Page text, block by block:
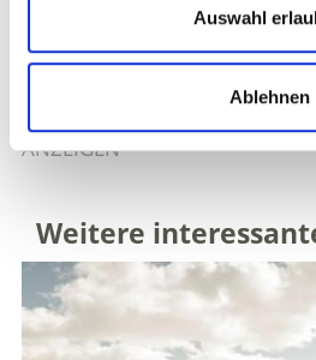
Auswahl
Ablehnen
MARMORABBAU IM
ANZEIGEN
Weitere